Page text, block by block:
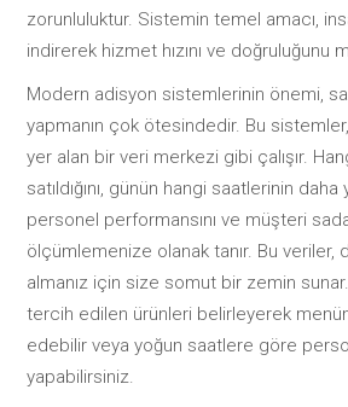
zorunluluktur. Sistemin temel amacı,
indirerek hizmet hızını ve doğruluğunu
Modern adisyon sistemlerinin önemi,
yapmanın çok ötesindedir. Bu
yer alan bir veri merkezi gibi çalışır.
satıldığını, günün hangi saatlerinin
personel performansını ve müşteri
ölçümlemenize olanak tanır. Bu veriler,
almanız için size somut bir zemin
tercih edilen ürünleri belirleyerek
edebilir veya yoğun saatlere göre
yapabilirsiniz.